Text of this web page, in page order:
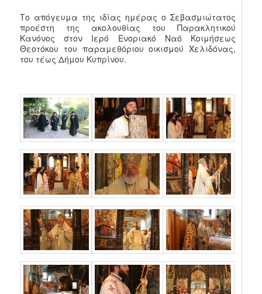
Το απόγευμα της ιδίας ημέρας ο Σεβασμιώτατος
προέστη της ακολουθίας του Παρακλητικού
Κανόνος στον Ιερό Ενοριακό Ναό Κοιμήσεως
Θεοτόκου του παραμεθόριου οικισμού Χελιδόνας,
του τέως Δήμου Κυπρίνου.